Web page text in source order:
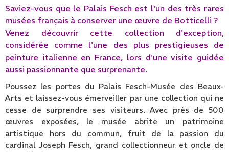
Saviez-vous que le Palais Fesch est l'un des très rares
musées français à conserver une œuvre de Botticelli ?
Venez découvrir cette collection d'exception,
considérée comme l'une des plus prestigieuses de
peinture italienne en France, lors d'une visite guidée
aussi passionnante que surprenante.
Poussez les portes du Palais Fesch-Musée des Beaux-
Arts et laissez-vous émerveiller par une collection qui ne
cesse de surprendre ses visiteurs. Avec près de 500
œuvres exposées, le musée abrite un patrimoine
artistique hors du commun, fruit de la passion du
cardinal Joseph Fesch, grand collectionneur et oncle de